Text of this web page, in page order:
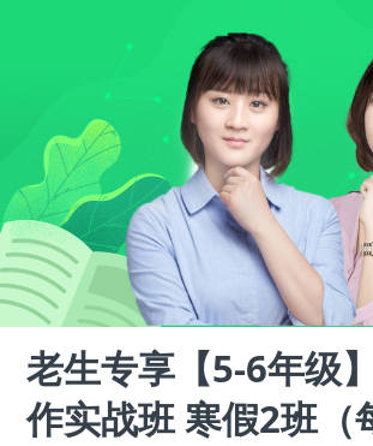
老生专享【5-6年级
作实战班 寒假2班（